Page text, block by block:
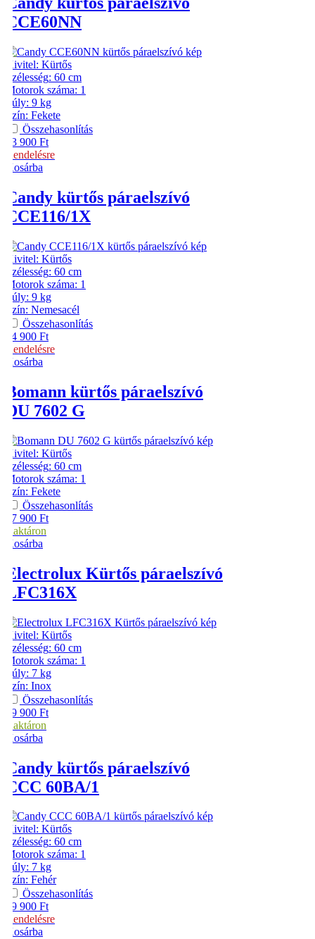
CCE60NN
Kivitel: Kürtős
Szélesség: 60 cm
Motorok száma: 1
Súly: 9 kg
Szín: Fekete
Összehasonlítás
43 900 Ft
Rendelésre
Kosárba
Candy kürtős páraelszívó
CCE116/1X
Kivitel: Kürtős
Szélesség: 60 cm
Motorok száma: 1
Súly: 9 kg
Szín: Nemesacél
Összehasonlítás
44 900 Ft
Rendelésre
Kosárba
Bomann kürtős páraelszívó
DU 7602 G
Kivitel: Kürtős
Szélesség: 60 cm
Motorok száma: 1
Szín: Fekete
Összehasonlítás
47 900 Ft
Raktáron
Kosárba
Electrolux Kürtős páraelszívó
LFC316X
Kivitel: Kürtős
Szélesség: 60 cm
Motorok száma: 1
Súly: 7 kg
Szín: Inox
Összehasonlítás
49 900 Ft
Raktáron
Kosárba
Candy kürtős páraelszívó
CCC 60BA/1
Kivitel: Kürtős
Szélesség: 60 cm
Motorok száma: 1
Súly: 7 kg
Szín: Fehér
Összehasonlítás
49 900 Ft
Rendelésre
Kosárba